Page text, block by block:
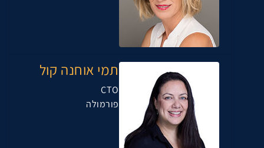
תמי אוחנה קול
CTO
פורמולה